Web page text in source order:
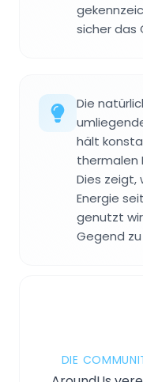
sicher das
Die
hält
thermalen
Dies zeigt,
Energie
genutzt
Gegend
DIE